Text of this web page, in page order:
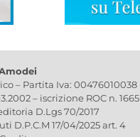
– Partita Iva: 00476010038
– iscrizione ROC n. 1665
D.Lgs 70/2017
D.P.C.M 17/04/2025 art. 4